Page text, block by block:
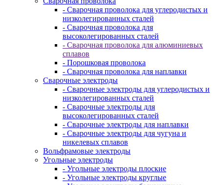
- Сварочная проволока для углеродистых и
низколегированных сталей
- Сварочная проволока для
высоколегированных сталей
- Сварочная проволока для алюминиевых
сплавов
- Порошковая проволока
- Сварочная проволока для наплавки
Сварочные электроды
- Сварочные электроды для углеродистых и
низколегированных сталей
- Сварочные электроды для
высоколегированных сталей
- Сварочные электроды для наплавки
- Сварочные электроды для чугуна и
никелевых сплавов
Вольфрамовые электроды
Угольные электроды
- Угольные электроды плоские
- Угольные электроды круглые